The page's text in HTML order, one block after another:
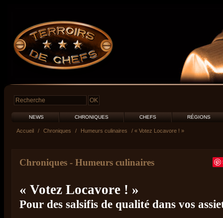
NEWS CHRONIQUES CHEFS RÉGIONS
Accueil / Chroniques / Humeurs culinaires / « Votez Locavore ! »
Chroniques - Humeurs culinaires
« Votez Locavore ! »
Pour des salsifis de qualité dans vos